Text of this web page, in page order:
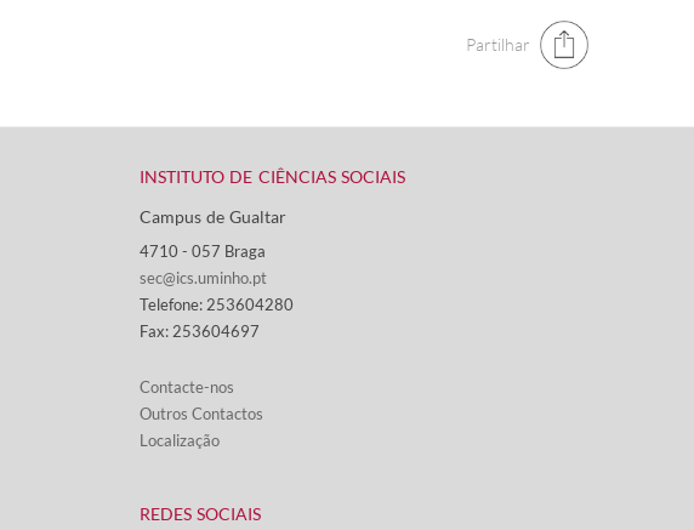
Partilhar
INSTITUTO DE CIÊNCIAS SOCIAIS
Campus de Gualtar ​
4710 - ​057 Braga
sec@ics.uminho.pt
Telefone: 253604280
Fax: 253604697
Contacte-nos​​​
Outros Contactos
Localização
​REDES SOCIAIS